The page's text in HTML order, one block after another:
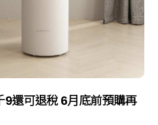
還可退稅 6月底前預購再